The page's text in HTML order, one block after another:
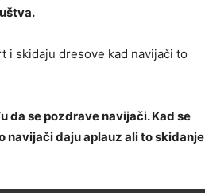
i skidaju dresove kad navijači to
da se pozdrave navijači. Kad se
navijači daju aplauz ali to skidanje